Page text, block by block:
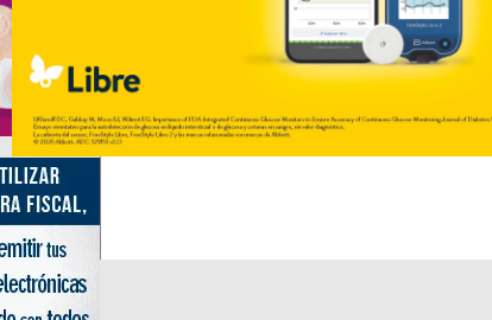
Otros productos con
diclofenac+pridinol
Otros productos deBiotenk